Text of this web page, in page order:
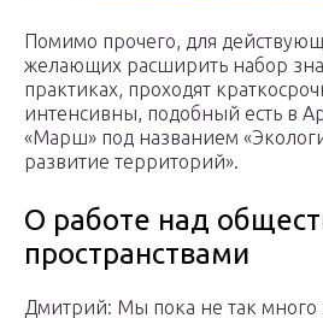
Помимо прочего, для
желающих расширить набор
практиках, проходят
интенсивны, подобный есть в
«Марш» под названием
развитие территорий».
О работе над
пространствами
Дмитрий: Мы пока не так много